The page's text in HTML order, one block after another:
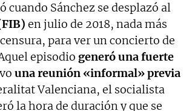
Sánchez se desplazó al
en julio de 2018, nada más
para ver un concierto de
episodio generó una fuerte
una reunión «informal» previa
Valenciana, el socialista
la hora de duración y que se